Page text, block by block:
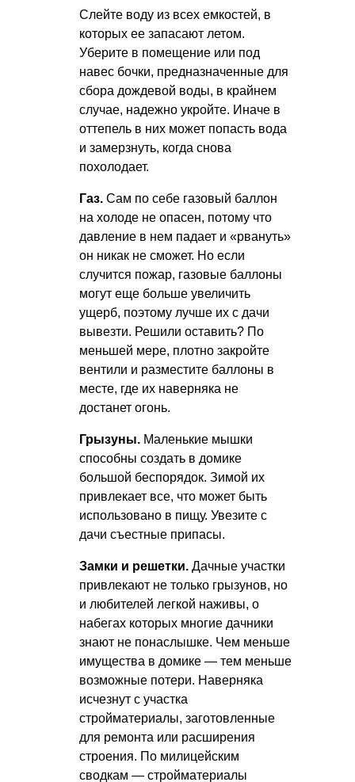
Слейте воду из всех емкостей, в
которых ее запасают летом.
Уберите в помещение или под
навес бочки, предназначенные для
сбора дождевой воды, в крайнем
случае, надежно укройте. Иначе в
оттепель в них может попасть вода
и замерзнуть, когда снова
похолодает.
Газ. Сам по себе газовый баллон
на холоде не опасен, потому что
давление в нем падает и «рвануть»
он никак не сможет. Но если
случится пожар, газовые баллоны
могут еще больше увеличить
ущерб, поэтому лучше их с дачи
вывезти. Решили оставить? По
меньшей мере, плотно закройте
вентили и разместите баллоны в
месте, где их наверняка не
достанет огонь.
Грызуны. Маленькие мышки
способны создать в домике
большой беспорядок. Зимой их
привлекает все, что может быть
использовано в пищу. Увезите с
дачи съестные припасы.
Замки и решетки. Дачные участки
привлекают не только грызунов, но
и любителей легкой наживы, о
набегах которых многие дачники
знают не понаслышке. Чем меньше
имущества в домике — тем меньше
возможные потери. Наверняка
исчезнут с участка
стройматериалы, заготовленные
для ремонта или расширения
строения. По милицейским
сводкам — стройматериалы